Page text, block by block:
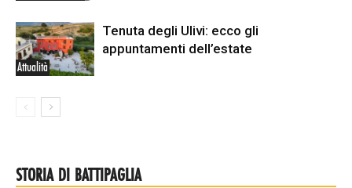
Attualità
Tenuta degli Ulivi: ecco gli
appuntamenti dell’estate
STORIA DI BATTIPAGLIA